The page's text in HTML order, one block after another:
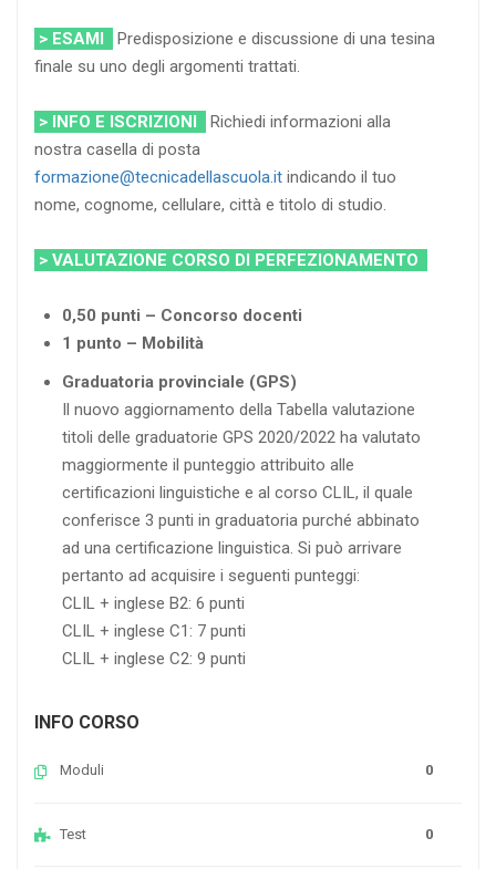
> ESAMI
Predisposizione e discussione di una tesina
finale su uno degli argomenti trattati.
> INFO E ISCRIZIONI
Richiedi informazioni alla
nostra casella di posta
formazione@tecnicadellascuola.it indicando il tuo
nome, cognome, cellulare, città e titolo di studio.
> VALUTAZIONE CORSO DI PERFEZIONAMENTO
0,50 punti – Concorso docenti
1 punto – Mobilità
Graduatoria provinciale (GPS)
Il nuovo aggiornamento della Tabella valutazione
titoli delle graduatorie GPS 2020/2022 ha valutato
maggiormente il punteggio attribuito alle
certificazioni linguistiche e al corso CLIL, il quale
conferisce 3 punti in graduatoria purché abbinato
ad una certificazione linguistica. Si può arrivare
pertanto ad acquisire i seguenti punteggi:
CLIL + inglese B2: 6 punti
CLIL + inglese C1: 7 punti
CLIL + inglese C2: 9 punti
INFO CORSO
Moduli 0
Test 0